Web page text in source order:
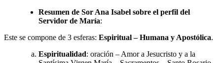
Resumen de Sor Ana Isabel sobre el perfil del
Servidor de María:
Este se compone de 3 esferas: Espiritual – Humana y Apostólica.
Espiritualidad: oración – Amor a Jesucristo y a la